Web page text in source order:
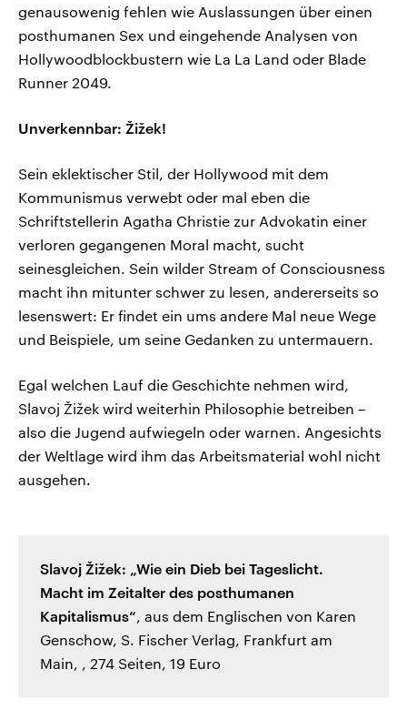
genausowenig fehlen wie Auslassungen über einen
posthumanen Sex und eingehende Analysen von
Hollywoodblockbustern wie La La Land oder Blade
Runner 2049.
Unverkennbar: Žižek!
Sein eklektischer Stil, der Hollywood mit dem
Kommunismus verwebt oder mal eben die
Schriftstellerin Agatha Christie zur Advokatin einer
verloren gegangenen Moral macht, sucht
seinesgleichen. Sein wilder Stream of Consciousness
macht ihn mitunter schwer zu lesen, andererseits so
lesenswert: Er findet ein ums andere Mal neue Wege
und Beispiele, um seine Gedanken zu untermauern.
Egal welchen Lauf die Geschichte nehmen wird,
Slavoj Žižek wird weiterhin Philosophie betreiben –
also die Jugend aufwiegeln oder warnen. Angesichts
der Weltlage wird ihm das Arbeitsmaterial wohl nicht
ausgehen.
Slavoj Žižek: „Wie ein Dieb bei Tageslicht.
Macht im Zeitalter des posthumanen
Kapitalismus“, aus dem Englischen von Karen
Genschow, S. Fischer Verlag, Frankfurt am
Main, , 274 Seiten, 19 Euro